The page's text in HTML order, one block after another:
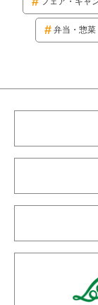
弁当・惣菜